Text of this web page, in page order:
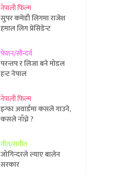
नेपाली फिल्म
सुपर कमेडी लिगमा राजेश
हमाल लिग प्रेसिडेन्ट
फेशन/सौन्दर्य
परन्तप र लिजा बने मोडल
हन्ट नेपाल
नेपाली फिल्म
इन्फा अवार्डमा कसले गाउने,
कसले नाँच्ने ?
गीत/संगीत
जोगिन्दरले ल्याए बालेन
सरकार